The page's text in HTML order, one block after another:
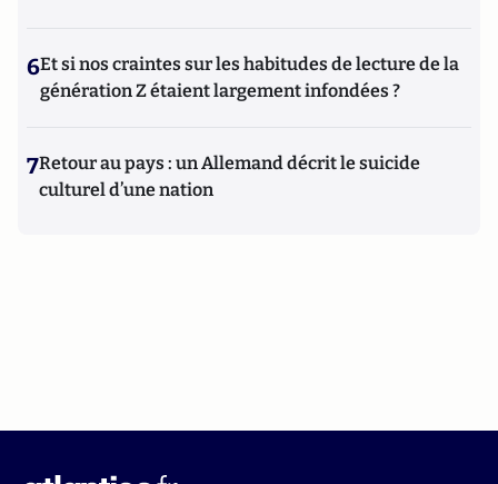
6Et si nos craintes sur les habitudes de lecture de la
génération Z étaient largement infondées ?
7Retour au pays : un Allemand décrit le suicide
culturel d’une nation